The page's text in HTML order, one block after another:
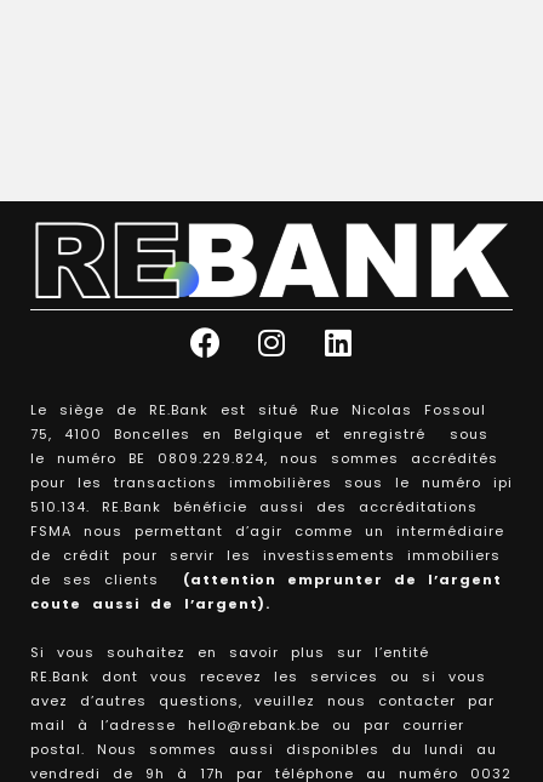
Le siège de RE.Bank est situé Rue Nicolas Fossoul
75, 4100 Boncelles en Belgique et enregistré sous
le numéro BE 0809.229.824, nous sommes accrédités
pour les transactions immobilières sous le numéro ipi
510.134. RE.Bank bénéficie aussi des accréditations
FSMA nous permettant d’agir comme un intermédiaire
de crédit pour servir les investissements immobiliers
de ses clients (attention emprunter de l’argent
coute aussi de l’argent).
Si vous souhaitez en savoir plus sur l’entité
RE.Bank dont vous recevez les services ou si vous
avez d’autres questions, veuillez nous contacter par
mail à l’adresse hello@rebank.be ou par courrier
postal. Nous sommes aussi disponibles du lundi au
vendredi de 9h à 17h par téléphone au numéro 0032